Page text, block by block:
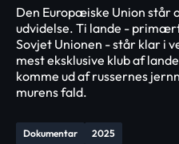
Dokumentar 2025
Den Europæiske Union står
udvidelse. Ti lande -
Sovjet Unionen - står klar i
mest eksklusive klub af
komme ud af russernes
murens fald.